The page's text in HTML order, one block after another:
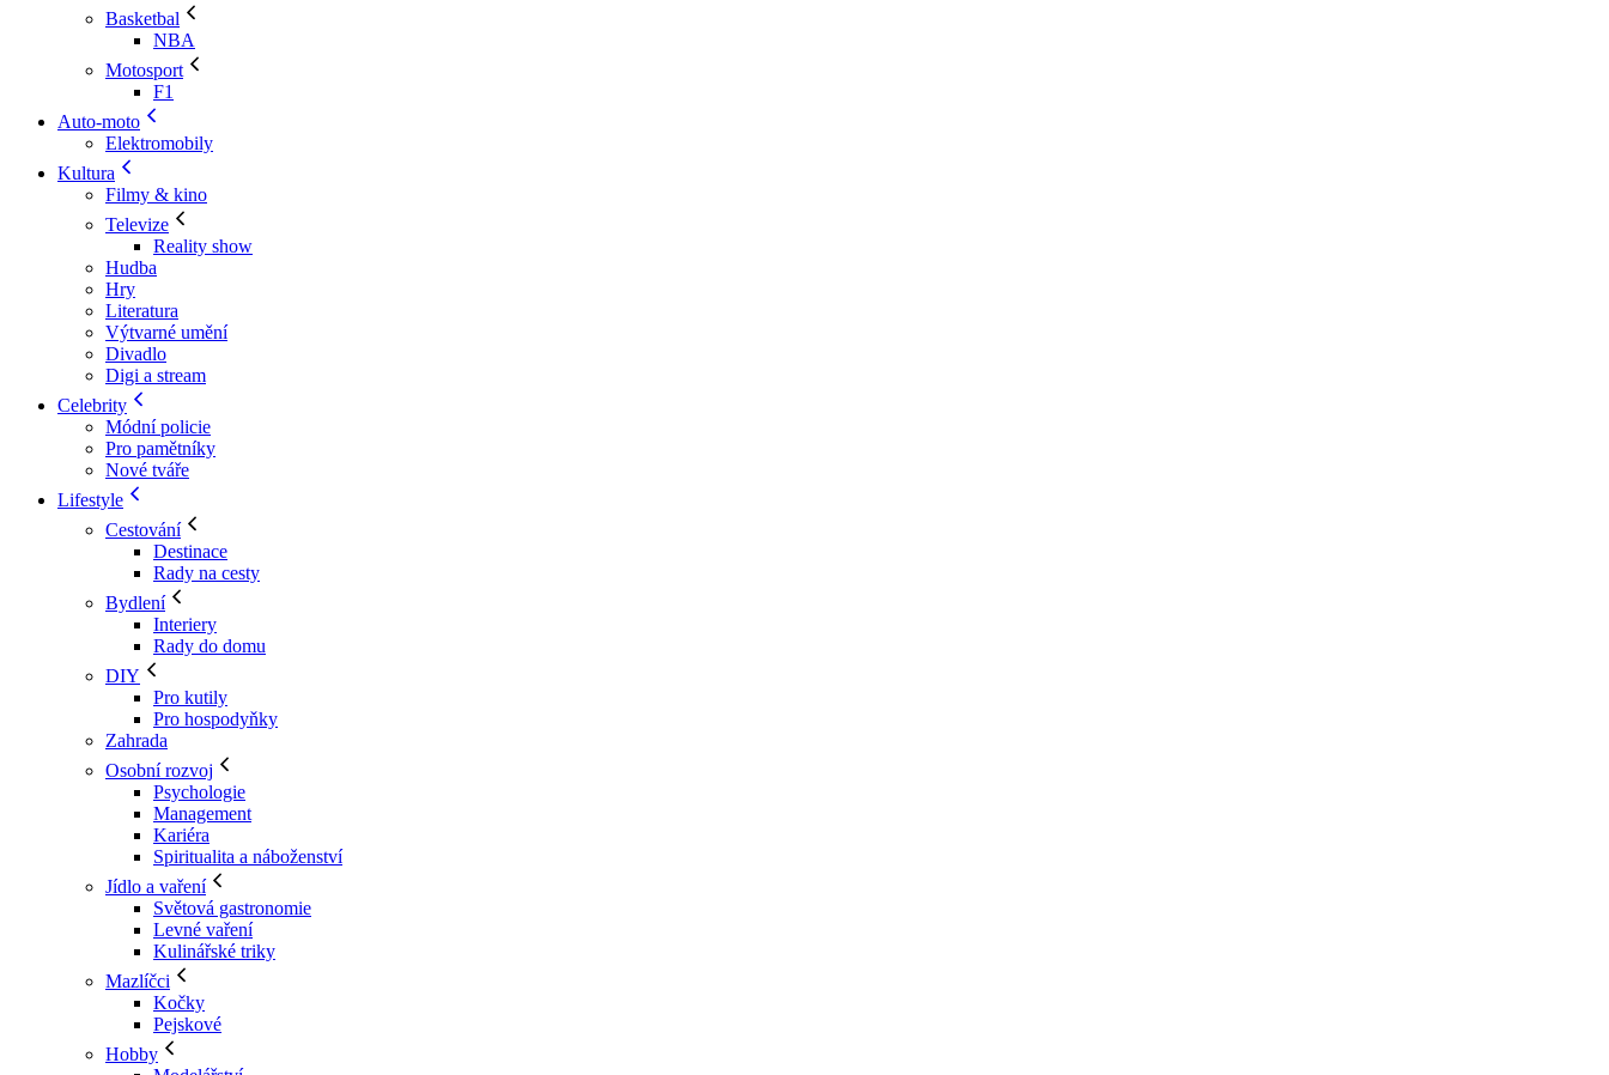
Basketbal
NBA
Motosport
F1
Auto-moto
Elektromobily
Kultura
Filmy & kino
Televize
Reality show
Hudba
Hry
Literatura
Výtvarné umění
Divadlo
Digi a stream
Celebrity
Módní policie
Pro pamětníky
Nové tváře
Lifestyle
Cestování
Destinace
Rady na cesty
Bydlení
Interiery
Rady do domu
DIY
Pro kutily
Pro hospodyňky
Zahrada
Osobní rozvoj
Psychologie
Management
Kariéra
Spiritualita a náboženství
Jídlo a vaření
Světová gastronomie
Levné vaření
Kulinářské triky
Mazlíčci
Kočky
Pejskové
Hobby